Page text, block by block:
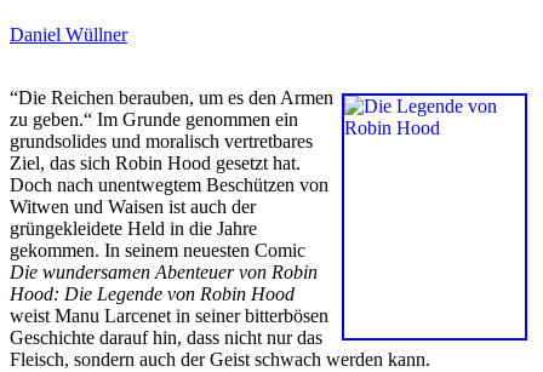
Daniel Wüllner
“Die Reichen berauben, um es den Armen
zu geben.“ Im Grunde genommen ein
grundsolides und moralisch vertretbares
Ziel, das sich Robin Hood gesetzt hat.
Doch nach unentwegtem Beschützen von
Witwen und Waisen ist auch der
grüngekleidete Held in die Jahre
gekommen. In seinem neuesten Comic
Die wundersamen Abenteuer von Robin
Hood: Die Legende von Robin Hood
weist Manu Larcenet in seiner bitterbösen
Geschichte darauf hin, dass nicht nur das
Fleisch, sondern auch der Geist schwach werden kann.